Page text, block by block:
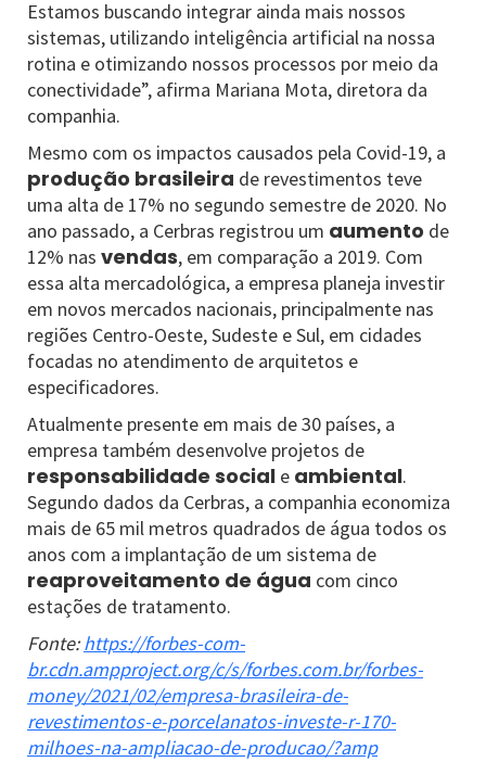
Estamos buscando integrar ainda mais nossos
sistemas, utilizando inteligência artificial na nossa
rotina e otimizando nossos processos por meio da
conectividade”, afirma Mariana Mota, diretora da
companhia.
Mesmo com os impactos causados pela Covid-19, a
produção brasileira de revestimentos teve
uma alta de 17% no segundo semestre de 2020. No
ano passado, a Cerbras registrou um aumento de
12% nas vendas, em comparação a 2019. Com
essa alta mercadológica, a empresa planeja investir
em novos mercados nacionais, principalmente nas
regiões Centro-Oeste, Sudeste e Sul, em cidades
focadas no atendimento de arquitetos e
especificadores.
Atualmente presente em mais de 30 países, a
empresa também desenvolve projetos de
responsabilidade social e ambiental.
Segundo dados da Cerbras, a companhia economiza
mais de 65 mil metros quadrados de água todos os
anos com a implantação de um sistema de
reaproveitamento de água com cinco
estações de tratamento.
Fonte:https://forbes-com-
br.cdn.ampproject.org/c/s/forbes.com.br/forbes-
money/2021/02/empresa-brasileira-de-
revestimentos-e-porcelanatos-investe-r-170-
milhoes-na-ampliacao-de-producao/?amp